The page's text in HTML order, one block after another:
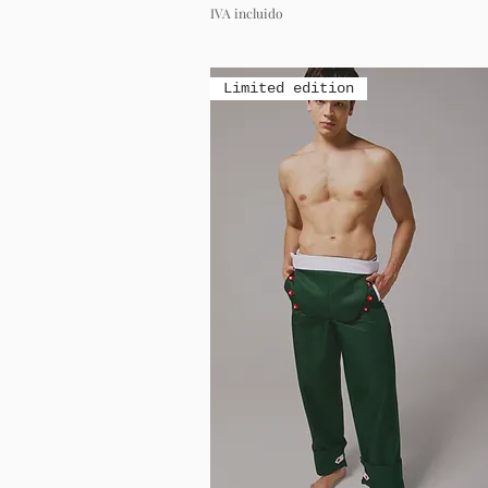
IVA incluido
Limited edition